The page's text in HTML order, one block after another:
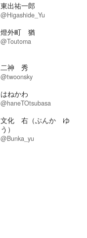
東出祐一郎
@Higashide_Yu
燈外町 猶
@Toutoma
二神 秀
@twoonsky
はねかわ
@haneTOtsubasa
文化 右（ぶんか ゆ
う）
@Bunka_yu